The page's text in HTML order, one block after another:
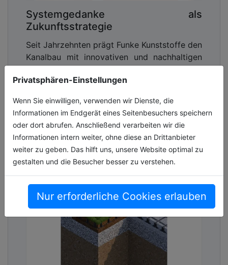
Privatsphären-Einstellungen
Wenn Sie einwilligen, verwenden wir Dienste, die
Informationen im Endgerät eines Seitenbesuchers speichern
oder dort abrufen. Anschließend verarbeiten wir die
Informationen intern weiter, ohne diese an Drittanbieter
weiter zu geben. Das hilft uns, unsere Website optimal zu
gestalten und die Besucher besser zu verstehen.
Nur erforderliche Cookies erlauben
Systemgedanke als
Zukunftsstrategie
Seit Jahrzehnten prägt Funke Kunststoffe den
Kanalbau mit innovativen und nachhaltigen
Kanalrohrsystem seit über 30 Jahren z[...]
03.07.2026, Lesezeit ca. 11 Minuten
wasser